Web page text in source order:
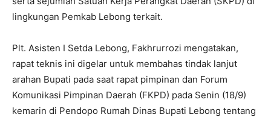
lingkungan Pemkab Lebong terkait.
Plt. Asisten I Setda Lebong, Fakhrurrozi mengatakan,
rapat teknis ini digelar untuk membahas tindak lanjut
arahan Bupati pada saat rapat pimpinan dan Forum
Komunikasi Pimpinan Daerah (FKPD) pada Senin (18/9)
kemarin di Pendopo Rumah Dinas Bupati Lebong tentang